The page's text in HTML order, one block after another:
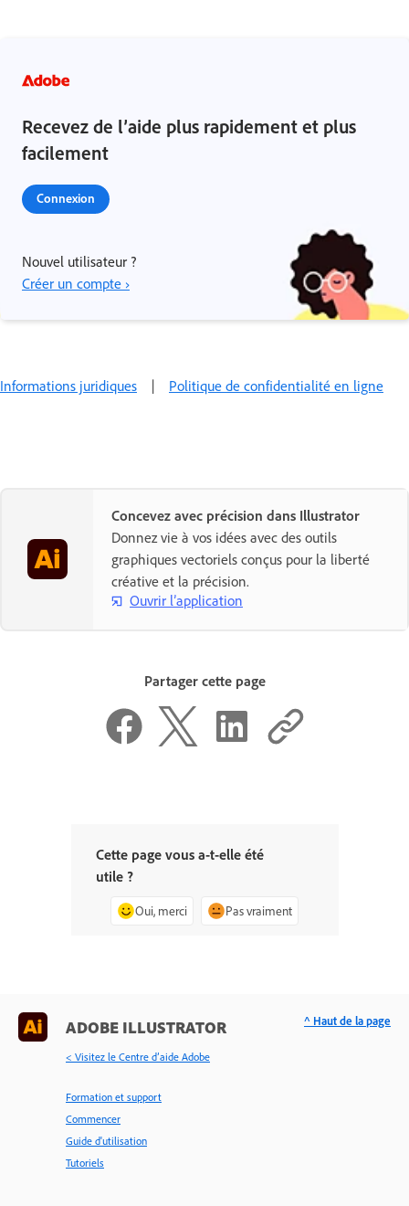
Recevez de l’aide plus rapidement et plus
facilement
Connexion
Nouvel utilisateur ?
Créer un compte ›
Informations juridiques | Politique de confidentialité en ligne
Concevez avec précision dans Illustrator
Donnez vie à vos idées avec des outils
graphiques vectoriels conçus pour la liberté
créative et la précision.
Ouvrir l’application
Partager cette page
Cette page vous a-t-elle été
utile ?
Oui, merci Pas vraiment
ADOBE ILLUSTRATOR
< Visitez le Centre d’aide Adobe
Formation et support
Commencer
Guide d'utilisation
Tutoriels
^ Haut de la page